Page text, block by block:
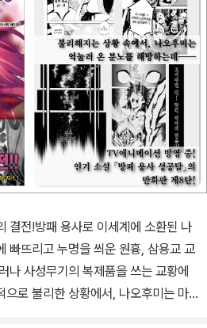
결전!방패 용사로 이세계에 소환된 나
빠뜨리고 누명을 씌운 원흉, 삼용교 교
나 사성무기의 복제품을 쓰는 교황에
으로 불리한 상황에서, 나오후미는 마